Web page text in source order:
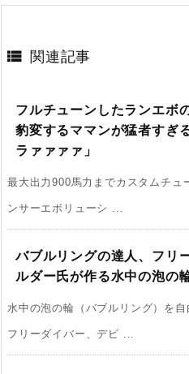
 関連記事
フルチューンしたランエボ
豹変するママンが猛者すぎ
ラァァァァ」
最大出力900馬力までカスタムチュ
ンサーエボリューシ ...
バブルリングの達人、フリ
ルダー氏が作る水中の泡の
水中の泡の輪（バブルリング）を
フリーダイバー、デビ ...